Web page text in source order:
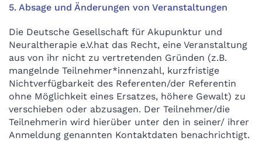
5. Absage und Änderungen von Veranstaltungen
Die Deutsche Gesellschaft für Akupunktur und
Neuraltherapie e.V.hat das Recht, eine Veranstaltung
aus von ihr nicht zu vertretenden Gründen (z.B.
mangelnde Teilnehmer*innenzahl, kurzfristige
Nichtverfügbarkeit des Referenten/der Referentin
ohne Möglichkeit eines Ersatzes, höhere Gewalt) zu
verschieben oder abzusagen. Der Teilnehmer/die
Teilnehmerin wird hierüber unter den in seiner/ ihrer
Anmeldung genannten Kontaktdaten benachrichtigt.